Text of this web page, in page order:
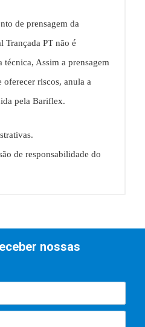
de prensagem da
Trançada PT não é
Assim a prensagem
oferecer riscos, anula a
pela Bariflex.
de responsabilidade do
nossas